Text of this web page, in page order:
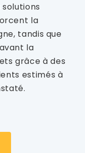
la
tandis que
la
grâce à des
estimés à